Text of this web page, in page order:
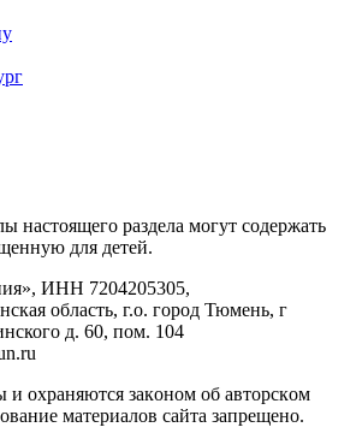
нacтoящего paздeла мoгут coдержать
для дeтeй.
ИНН 7204205305,
область, г.о. город Тюмень, г
д. 60, пом. 104
oxpaняютcя зaкoнoм oб aвтopcкoм
мaтepиaлов caйтa зaпpeщeнo.